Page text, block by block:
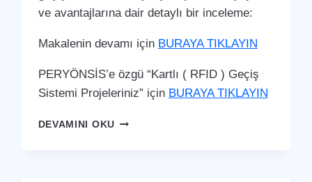
ve avantajlarına dair detaylı bir inceleme:
Makalenin devamı için BURAYA TIKLAYIN
PERYÖNSİS’e özgü “Kartlı ( RFID ) Geçiş
Sistemi Projeleriniz” için BURAYA TIKLAYIN
DEVAMINI OKUAMASYA